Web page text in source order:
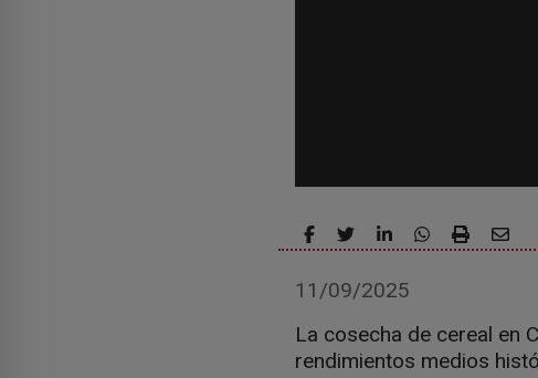
11/09/2025
La cosecha de cereal en
rendimientos medios